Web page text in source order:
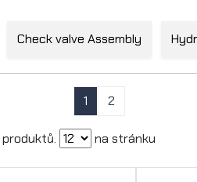
Check valve Assembly
1 2
produktů. na stránku